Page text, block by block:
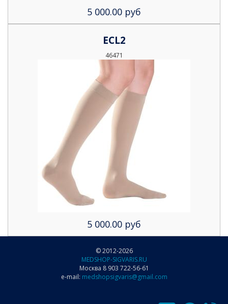
5 000.00 руб
ECL2
46471
5 000.00 руб
© 2012-2026
MEDSHOP-SIGVARIS.RU
Москва 8 903 722-56-61
e-mail: medshopsigvaris@gmail.com